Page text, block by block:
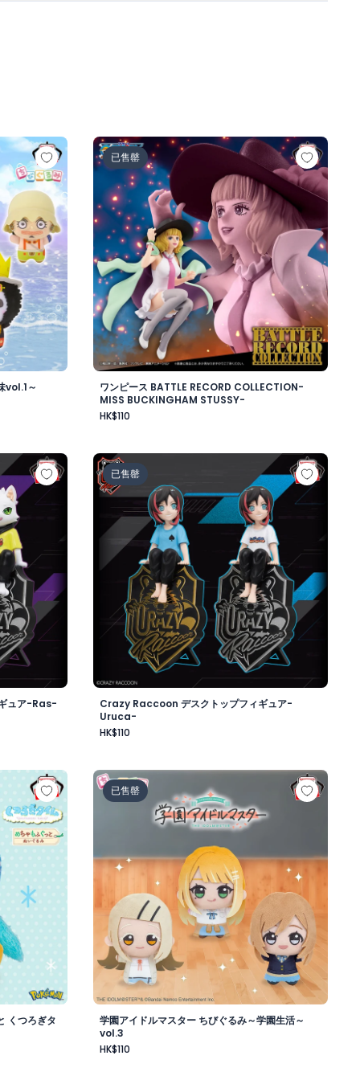
ロゼ-)
の一味vol.1～
vol.1～
ワンピース BATTLE RECORD COLLECTION-
已售罄
ワンピース BATTLE RECORD COLLECTION-
MISS BUCKINGHAM STUSSY-
HK$110
ード・ニューゲート-
フィギュア-Ras-
ュア-Ras-
Crazy Raccoon デスクトップフィギュア-
已售罄
Crazy Raccoon デスクトップフィギュア-
Uruca-
HK$110
ぐっと くつろぎタイムぬいぐるみ～ポッチャマ～
くつろぎタ
学園アイドルマスター ちびぐるみ～学園生活
已售罄
学園アイドルマスター ちびぐるみ～学園生活～
vol.3
HK$110